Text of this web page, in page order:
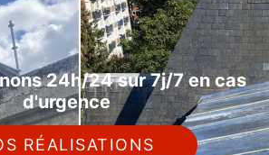
24h/24 sur 7j/7 en cas
d'urgence
RÉALISATIONS